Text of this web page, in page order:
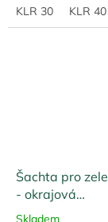
KLR 30 KLR 40
Šachta pro
- okrajová
300mmx300mm
Skladem